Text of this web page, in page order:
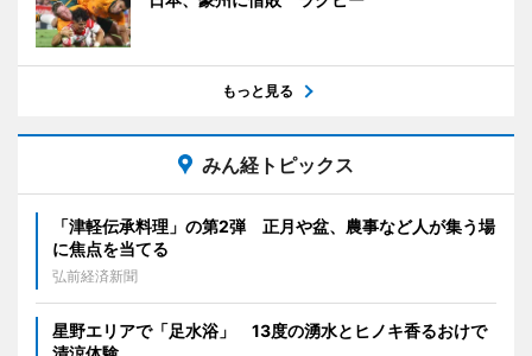
もっと見る
みん経トピックス
「津軽伝承料理」の第2弾 正月や盆、農事など人が集う場
に焦点を当てる
弘前経済新聞
星野エリアで「足水浴」 13度の湧水とヒノキ香るおけで